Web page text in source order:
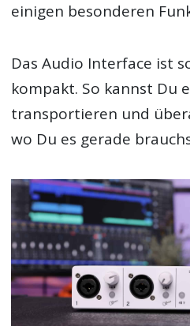
einigen besonderen
Das Audio Interface ist
kompakt. So kannst Du
transportieren und
wo Du es gerade